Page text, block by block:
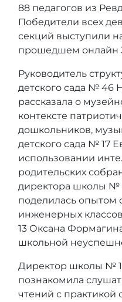
88 педагогов из
Победители всех
секций выступили
прошедшем онлайн
Руководитель
детского сада № 46
рассказала о
контексте
дошкольников,
детского сада № 17
использовании
родительских
директора школы №
поделилась опытом
инженерных
13 Оксана
школьной
Директор школы №
познакомила
чтений с практикой